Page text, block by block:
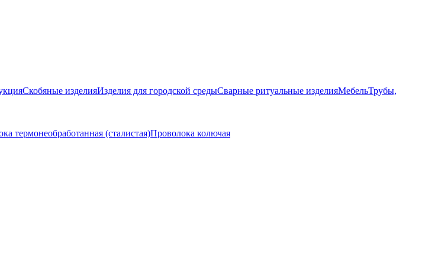
Скобяные изделияИзделия для городской средыСварные ритуальные изделияМебельТрубы,
термонеобработанная (сталистая)Проволока колючая